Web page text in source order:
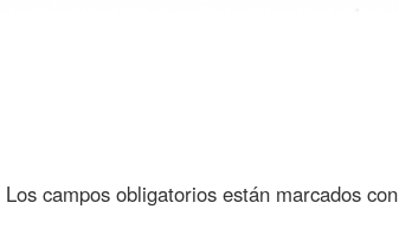
Los campos obligatorios están marcados con